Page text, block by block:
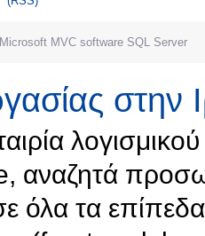
Microsoft MVC software SQL Server
στην
αναζητά
όλα τα